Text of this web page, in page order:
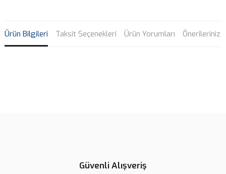
Ürün Bilgileri Taksit Seçenekleri Ürün Yorumları Önerileriniz
Güvenli Alışveriş